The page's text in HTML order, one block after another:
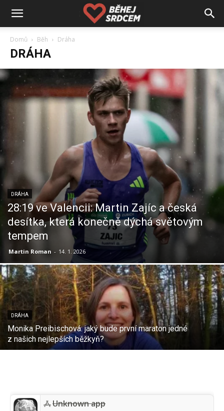
Domů Běh Dráha
DRÁHA
DRÁHA
28:19 ve Valencii: Martin Zajíc a česká
desítka, která konečně dýchá světovým
tempem
Martin Roman - 14. 1. 2026
DRÁHA
Monika Preibischová: jaký bude první maraton jedné
z našich nejlepších běžkyň?
Unknown app